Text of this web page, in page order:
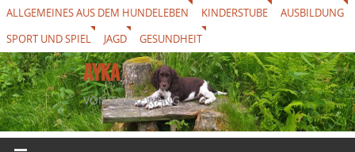
ALLGEMEINES AUS DEM HUNDELEBEN KINDERSTUBE
AUSBILDUNG
SPORT UND SPIEL
JAGD GESUNDHEIT
AYKA
VON THUREWANG